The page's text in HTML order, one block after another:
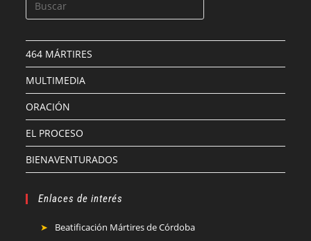
464 MÁRTIRES
MULTIMEDIA
ORACIÓN
EL PROCESO
BIENAVENTURADOS
Enlaces de interés
Beatificación Mártires de Córdoba